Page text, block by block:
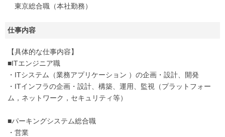
東京総合職（本社勤務）
仕事内容
【具体的な仕事内容】
■ITエンジニア職
・ITシステム（業務アプリケーション ）の企画・設計、開発
・ITインフラの企画・設計、構築、運用、監視（プラットフォー
ム，ネットワーク，セキュリティ等）
■パーキングシステム総合職
・営業